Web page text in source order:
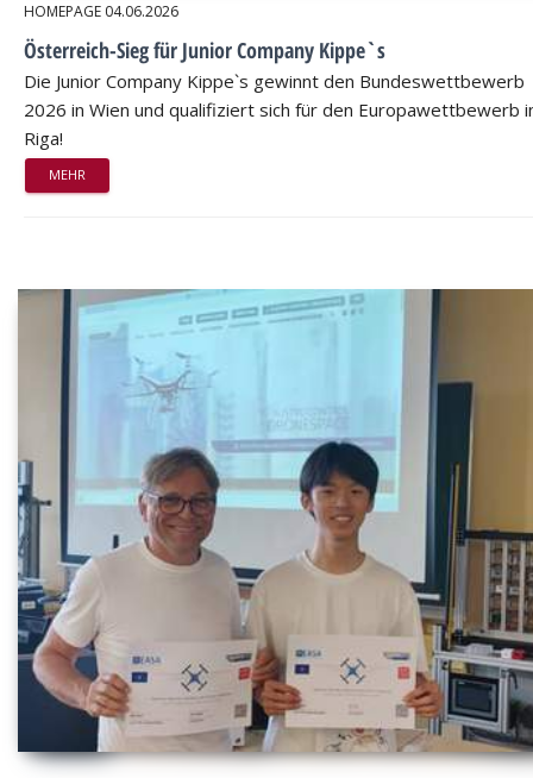
HOMEPAGE 04.06.2026
Österreich-Sieg für Junior Company Kippe`s
Die Junior Company Kippe`s gewinnt den Bundeswettbewerb
2026 in Wien und qualifiziert sich für den Europawettbewerb
Riga!
MEHR